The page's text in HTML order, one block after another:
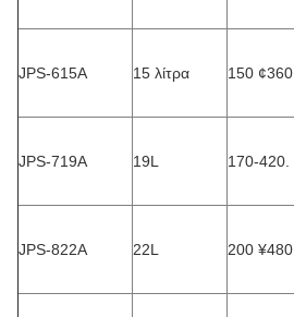
JPS-615Α 15 λίτρα 150 ¢360
JPS-719Α 19L 170-420.
JPS-822Α 22L 200 ¥480